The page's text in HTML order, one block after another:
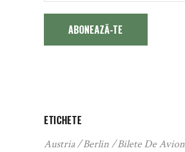
ABONEAZĂ-TE
ETICHETE
Austria Berlin
Bilete De Avion